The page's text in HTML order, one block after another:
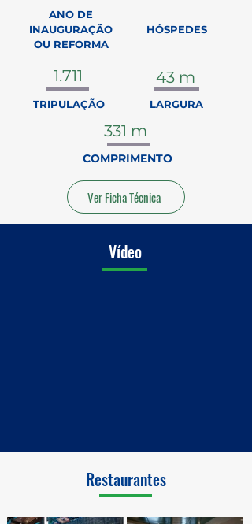
ANO DE
INAUGURAÇÃO
OU REFORMA
HÓSPEDES
1.711 43 m
TRIPULAÇÃO LARGURA
331 m
COMPRIMENTO
Ver Ficha Técnica
Vídeo
Restaurantes